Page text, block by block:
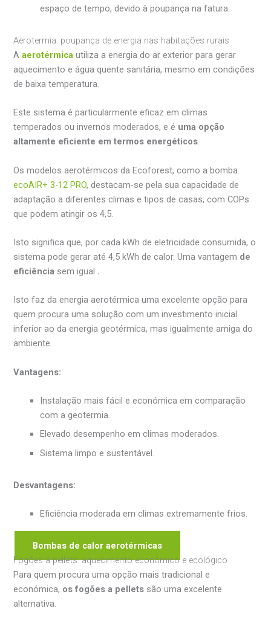
espaço de tempo, devido à poupança na fatura.
Aerotermia: poupança de energia nas habitações rurais
Aaerotérmica utiliza a energia do ar exterior para gerar
aquecimento e água quente sanitária, mesmo em condições
de baixa temperatura.
Este sistema é particularmente eficaz em climas
temperados ou invernos moderados, e é uma opção
altamente eficiente em termos energéticos.
Os modelos aerotérmicos da Ecoforest, como a bomba
ecoAIR+ 3-12 PRO, destacam-se pela sua capacidade de
adaptação a diferentes climas e tipos de casas, com COPs
que podem atingir os 4,5.
Isto significa que, por cada kWh de eletricidade consumida, o
sistema pode gerar até 4,5 kWh de calor. Uma vantagem de
eficiência sem igual .
Isto faz da energia aerotérmica uma excelente opção para
quem procura uma solução com um investimento inicial
inferior ao da energia geotérmica, mas igualmente amiga do
ambiente.
Vantagens:
Instalação mais fácil e económica em comparação
com a geotermia.
Elevado desempenho em climas moderados.
Sistema limpo e sustentável.
Desvantagens:
Eficiência moderada em climas extremamente frios.
Bombas de calor aerotérmicas
Fogões a pellets: aquecimento económico e ecológico
Para quem procura uma opção mais tradicional e
económica, os fogões a pellets são uma excelente
alternativa.